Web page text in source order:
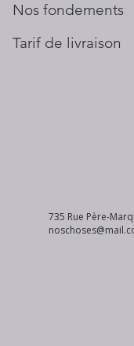
Nos fondements
Tarif de livraison
735 Rue Père-